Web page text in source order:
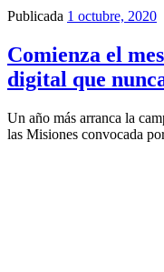
Publicada 1 octubre, 2020
Comienza el
digital que
Un año más arranca la
las Misiones convocada